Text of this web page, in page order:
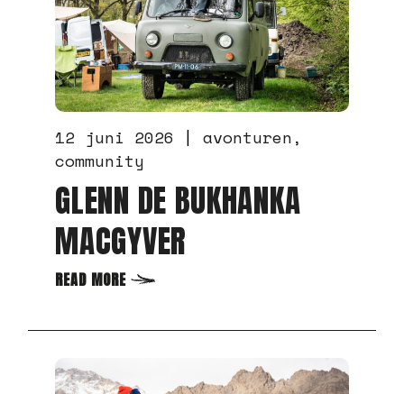
22 mei 2025 avonturen
ROB MAAKT BUKHANKA-
DROOM WAAR MET
LOST TRACKS
READ MORE